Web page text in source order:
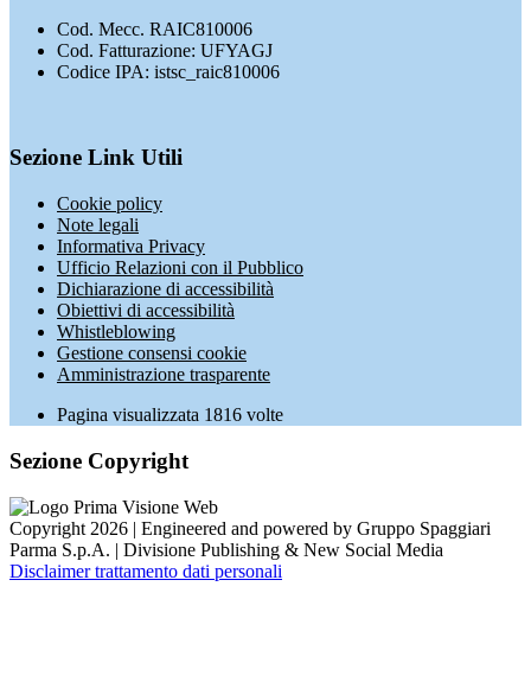
Cod. Mecc. RAIC810006
Cod. Fatturazione: UFYAGJ
Codice IPA: istsc_raic810006
Sezione Link Utili
Cookie policy
Note legali
Informativa Privacy
Ufficio Relazioni con il Pubblico
Dichiarazione di accessibilità
Obiettivi di accessibilità
Whistleblowing
Gestione consensi cookie
Amministrazione trasparente
Pagina visualizzata 1816 volte
Sezione Copyright
Copyright 2026 | Engineered and powered by Gruppo Spaggiari
Parma S.p.A. | Divisione Publishing & New Social Media
Disclaimer trattamento dati personali